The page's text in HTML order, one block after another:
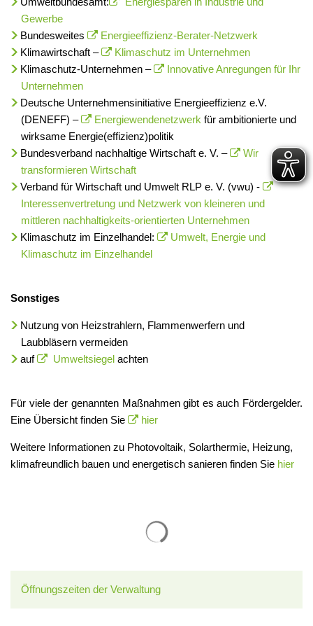
Gewerbe
Bundesweites
Energieeffizienz-Berater-Netzwerk
Klimawirtschaft –
Klimaschutz im Unternehmen
Klimaschutz-Unternehmen –
Innovative Anregungen für Ihr
Unternehmen
Deutsche Unternehmensinitiative Energieeffizienz e.V.
(DENEFF) –
Energiewendenetzwerkfür ambitionierte und
wirksame Energie(effizienz)politik
Bundesverband nachhaltige Wirtschaft e. V. –
Wir
transformieren Wirtschaft
Verband für Wirtschaft und Umwelt RLP e. V. (vwu) -
Interessenvertretung und Netzwerk von kleineren und
mittleren nachhaltigkeits-orientierten Unternehmen
Klimaschutz im Einzelhandel:
Umwelt, Energie und
Klimaschutz im Einzelhandel
Sonstiges
Nutzung von Heizstrahlern, Flammenwerfern und
Laubbläsern vermeiden
auf
Umweltsiegel achten
Für viele der genannten Maßnahmen gibt es auch Fördergelder.
Eine Übersicht finden Sie
hier
Weitere Informationen zu Photovoltaik, Solarthermie, Heizung,
klimafreundlich bauen und energetisch sanieren finden Sie hier
Öffnungszeiten der Verwaltung